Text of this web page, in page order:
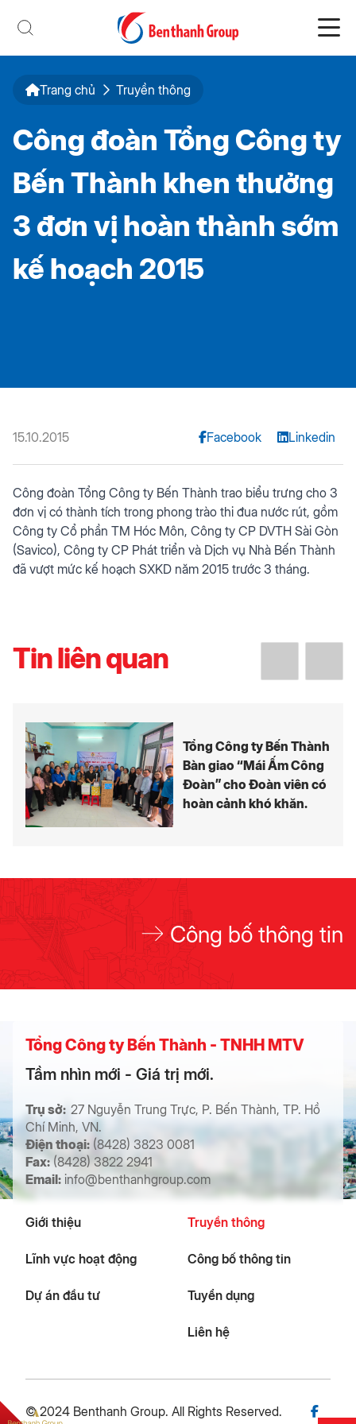
Trang chủ Truyền thông
Công đoàn Tổng Công ty
Bến Thành khen thưởng
3 đơn vị hoàn thành sớm
kế hoạch 2015
15.10.2015 Facebook Linkedin
Công đoàn Tổng Công ty Bến Thành trao biểu trưng cho 3
đơn vị có thành tích trong phong trào thi đua nước rút, gồm
Công ty Cổ phần TM Hóc Môn, Công ty CP DVTH Sài Gòn
(Savico), Công ty CP Phát triển và Dịch vụ Nhà Bến Thành
đã vượt mức kế hoạch SXKD năm 2015 trước 3 tháng.
Tin liên quan
Tổng Công ty Bến Thành
Bàn giao “Mái Ấm Công
Đoàn” cho Đoàn viên có
hoàn cảnh khó khăn.
Công bố thông tin
Tổng Công ty Bến Thành - TNHH MTV
Tầm nhìn mới - Giá trị mới.
Trụ sở: 27 Nguyễn Trung Trực, P. Bến Thành, TP. Hồ
Chí Minh, VN.
Điện thoại: (8428) 3823 0081
Fax:(8428) 3822 2941
Email: info@benthanhgroup.com
Giới thiệu
Lĩnh vực hoạt động
Dự án đầu tư
Truyền thông
Công bố thông tin
Tuyển dụng
Liên hệ
© 2024 Benthanh Group. All Rights Reserved.